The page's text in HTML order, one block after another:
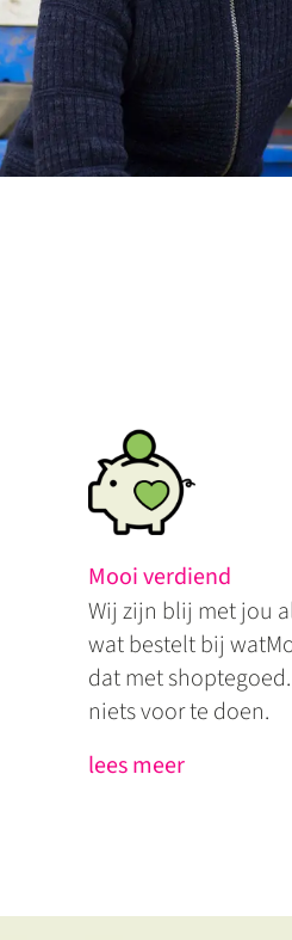
Mooi verdiend
Wij zijn blij met jou
wat bestelt bij
dat met
niets voor te doen.
lees meer